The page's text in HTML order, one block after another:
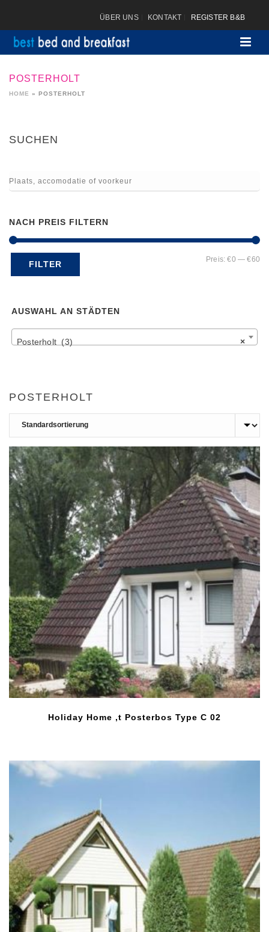
ÜBER UNS KONTAKT REGISTER B&B
POSTERHOLT
HOME » POSTERHOLT
POSTERHOLT
Holiday Home ‚t Posterbos Type C 02
SUCHEN
NACH PREIS FILTERN
FILTER Preis:€0 —€60
AUSWAHL AN STÄDTEN
×
Posterholt (3)